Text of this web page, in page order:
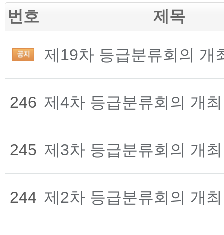
번호 제목
제19차 등급분류회의 개
246 제4차 등급분류회의 개
245 제3차 등급분류회의 개
244 제2차 등급분류회의 개